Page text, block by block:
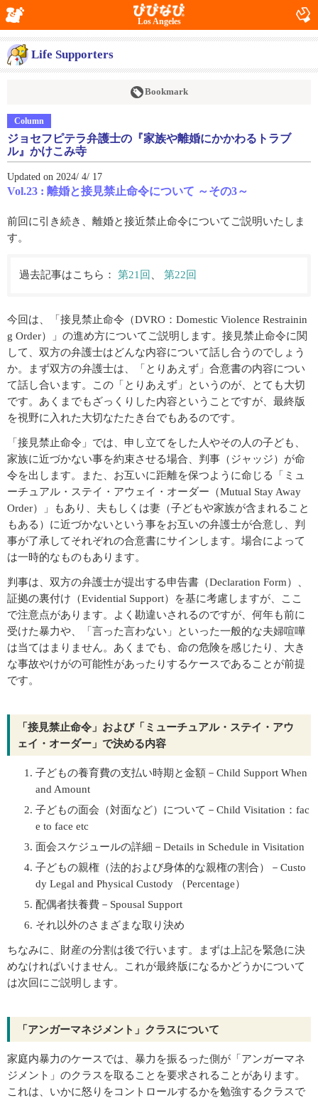
Los Angeles
Life Supporters
Bookmark
Column
ジョセフピテラ弁護士の『家族や離婚にかかわるトラブ
ル』かけこみ寺
Updated on 2024/ 4/ 17
Vol.23 : 離婚と接見禁止命令について ～その3～
前回に引き続き、離婚と接近禁止命令についてご説明いたしま
す。
過去記事はこちら： 第21回 第22回
今回は、「接見禁止命令（DVRO：Domestic Violence Restrainin
g Order）」の進め方についてご説明します。接見禁止命令に関
して、双方の弁護士はどんな内容について話し合うのでしょう
か。まず双方の弁護士は、「とりあえず」合意書の内容につい
て話し合います。この「とりあえず」というのが、とても大切
です。あくまでもざっくりした内容ということですが、最終版
を視野に入れた大切なたたき台でもあるのです。
「接見禁止命令」では、申し立てをした人やその人の子ども、
家族に近づかない事を約束させる場合、判事（ジャッジ）が命
令を出します。また、お互いに距離を保つように命じる「ミュ
ーチュアル・ステイ・アウェイ・オーダー（Mutual Stay Away
Order）」もあり、夫もしくは妻（子どもや家族が含まれること
もある）に近づかないという事をお互いの弁護士が合意し、判
事が了承してそれぞれの合意書にサインします。場合によって
は一時的なものもあります。
判事は、双方の弁護士が提出する申告書（Declaration Form）、
証拠の裏付け（Evidential Support）を基に考慮しますが、ここ
で注意点があります。よく勘違いされるのですが、何年も前に
受けた暴力や、「言った言わない」といった一般的な夫婦喧嘩
は当てはまりません。あくまでも、命の危険を感じたり、大き
な事故やけがの可能性があったりするケースであることが前提
です。
「接見禁止命令」および「ミューチュアル・ステイ・アウ
ェイ・オーダー」で決める内容
子どもの養育費の支払い時期と金額－Child Support When
and Amount
子どもの面会（対面など）について－Child Visitation：fac
e to face etc
面会スケジュールの詳細－Details in Schedule in Visitation
子どもの親権（法的および身体的な親権の割合）－Custo
dy Legal and Physical Custody （Percentage）
配偶者扶養費－Spousal Support
それ以外のさまざまな取り決め
ちなみに、財産の分割は後で行います。まずは上記を緊急に決
めなければいけません。これが最終版になるかどうかについて
は次回にご説明します。
「アンガーマネジメント」クラスについて
家庭内暴力のケースでは、暴力を振るった側が「アンガーマネ
ジメント」のクラスを取ることを要求されることがあります。
これは、いかに怒りをコントロールするかを勉強するクラスで